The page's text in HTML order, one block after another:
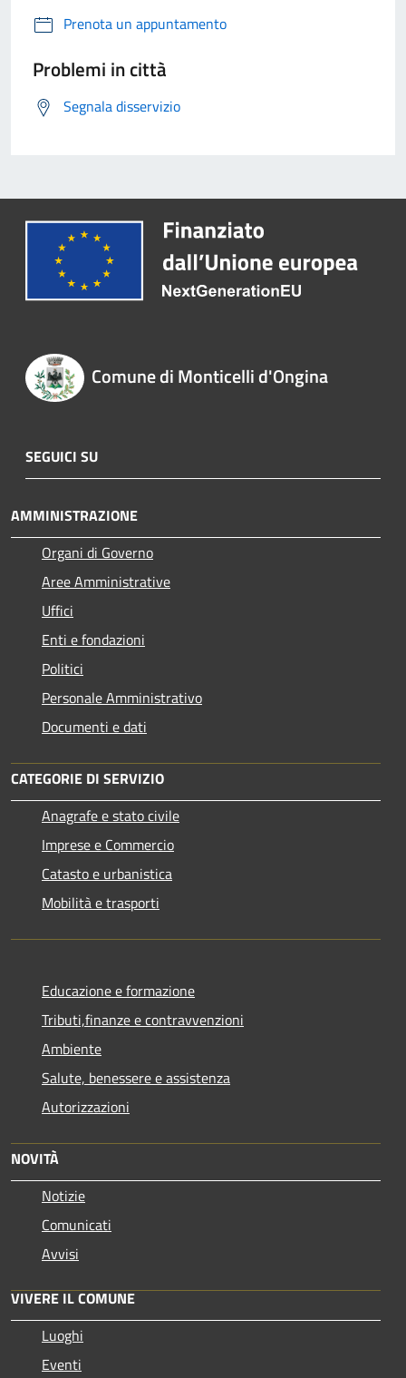
Prenota un appuntamento
Problemi in città
Segnala disservizio
Comune di Monticelli d'Ongina
SEGUICI SU
AMMINISTRAZIONE
Organi di Governo
Aree Amministrative
Uffici
Enti e fondazioni
Politici
Personale Amministrativo
Documenti e dati
CATEGORIE DI SERVIZIO
Anagrafe e stato civile
Imprese e Commercio
Catasto e urbanistica
Mobilità e trasporti
Educazione e formazione
Tributi,finanze e contravvenzioni
Ambiente
Salute, benessere e assistenza
Autorizzazioni
NOVITÀ
Notizie
Comunicati
Avvisi
VIVERE IL COMUNE
Luoghi
Eventi